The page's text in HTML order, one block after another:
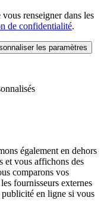
renseigner dans les
de confidentialité.
les paramètres
également en dehors
et vous affichons des
comparons vos
fournisseurs externes
en ligne si vous